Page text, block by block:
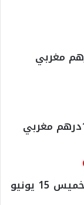
ارتفاع سعر الذهب في لبنان اليوم الخميس 15 يونيو